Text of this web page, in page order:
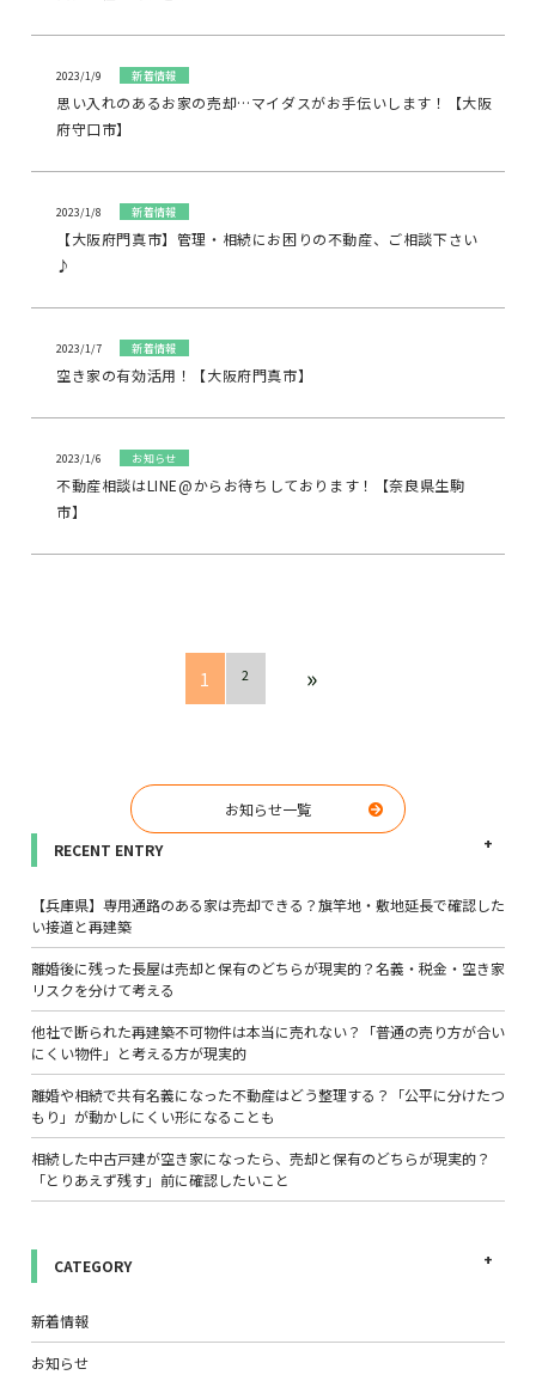
2023/1/9 新着情報
思い入れのあるお家の売却…マイダスがお手伝いします！【大阪
府守口市】
2023/1/8 新着情報
【大阪府門真市】管理・相続にお困りの不動産、ご相談下さい
♪
2023/1/7 新着情報
空き家の有効活用！【大阪府門真市】
2023/1/6 お知らせ
不動産相談はLINE@からお待ちしております！【奈良県生駒
市】
1 2 »
お知らせ一覧
RECENT ENTRY
【兵庫県】専用通路のある家は売却できる？旗竿地・敷地延長で確認した
い接道と再建築
離婚後に残った長屋は売却と保有のどちらが現実的？名義・税金・空き家
リスクを分けて考える
他社で断られた再建築不可物件は本当に売れない？「普通の売り方が合い
にくい物件」と考える方が現実的
離婚や相続で共有名義になった不動産はどう整理する？「公平に分けたつ
もり」が動かしにくい形になることも
相続した中古戸建が空き家になったら、売却と保有のどちらが現実的？
「とりあえず残す」前に確認したいこと
CATEGORY
新着情報
お知らせ